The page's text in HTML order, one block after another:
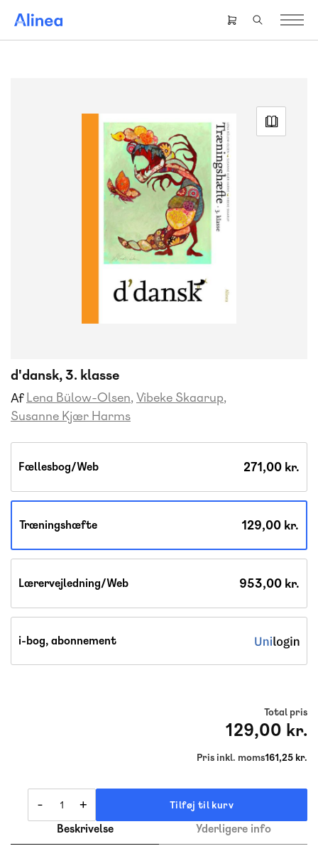
hovedindhold
Header
right
d'dansk, 3. klasse
Af Lena Bülow-Olsen Vibeke Skaarup
Susanne Kjær Harms
Fællesbog/Web 271,00 kr.
Træningshæfte 129,00 kr.
Lærervejledning/Web 953,00 kr.
i-bog, abonnement
Total pris
129,00 kr.
Pris inkl. moms161,25 kr.
- + Tilføj til kurv
Beskrivelse Yderligere info